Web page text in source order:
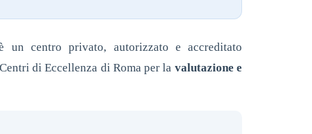
un centro privato, autorizzato e accreditato
di Eccellenza di Roma per la valutazione e